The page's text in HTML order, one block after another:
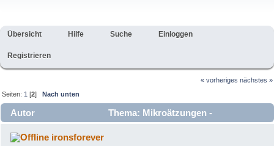
Übersicht Hilfe Suche Einloggen
Registrieren
« vorheriges nächstes »
Seiten: 1 [2]Nach unten
Autor
Thema: Mikroätzungen -
Strukturinterpretation (Gelesen 10376 mal)
ironsforever